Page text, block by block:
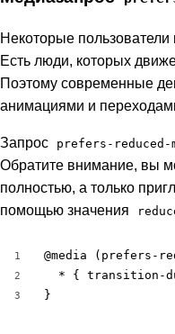
Некоторые
Есть люди, которых
Поэтому современные
анимациями и
Запрос prefers-reduced-
Обратите внимание, вы
полностью, а только
помощью значения
1
2
3
@media (prefers-
* { transition-
}